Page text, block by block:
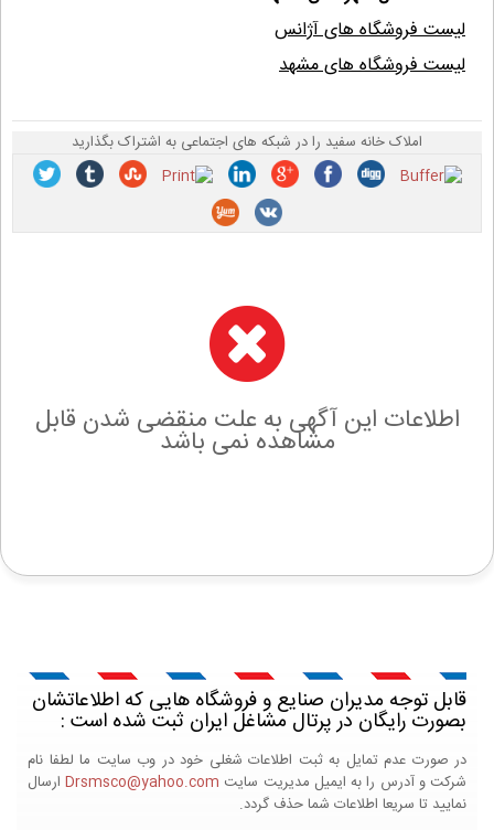
لیست فروشگاه های آژانس
لیست فروشگاه های مشهد
املاک خانه سفید را در شبکه های اجتماعی به اشتراک بگذارید
اطلاعات این آگهی به علت منقضی شدن قابل
مشاهده نمی باشد
قابل توجه مدیران صنایع و فروشگاه هایی که اطلاعاتشان
بصورت رایگان در پرتال مشاغل ایران ثبت شده است :
در صورت عدم تمایل به ثبت اطلاعات شغلی خود در وب سایت ما لطفا نام
شرکت و آدرس را به ایمیل مدیریت سایت Drsmsco@yahoo.comارسال
نمایید تا سریعا اطلاعات شما حذف گردد.